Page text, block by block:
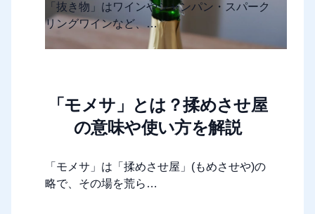
「抜き物」はワインやシャンパン・スパーク
リングワインなど、…
「モメサ」とは？揉めさせ屋
の意味や使い方を解説
「モメサ」は「揉めさせ屋」(もめさせや)の
略で、その場を荒ら…